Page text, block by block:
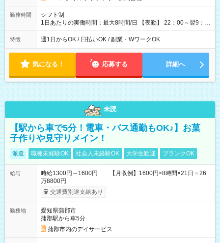
勤務時間
シフト制
1日あたりの実働時間：最大8時間/日 【夜勤】 22：00～翌9：
00 ※週1日～OK ／ 夜勤専従 ＊＊ 勤務時間例 ＊＊ ■22時か
ら翌7時 ■23時から翌8時 ■24時から翌9時 など ※上記の時間
ます。 ※曜日固定（毎週同じ曜日での勤務となります）
特徴 週1日からOK / 日払いOK / 副業・WワークOK
気になる！ 応募する 詳細へ
未読
【駅から車で5分！電車・バス通勤もOK♪】お菓
子作りや見守りメイン！
派遣 職種未経験OK 社会人未経験OK 大学生歓迎 ブランクOK
給与
時給1300円～1600円 【月収例】1600円×8時間×21日＝26
万8800円
交通費別途支給あり
勤務地
愛知県蒲郡市
蒲郡駅から車5分
蒲郡市内のデイサービス